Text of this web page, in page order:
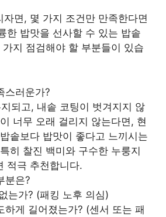
자면, 몇 가지 조건만 만족한다면
한 밥맛을 선사할 수 있는 밥솥
지 점검해야 할 부분들이 있습
스러운가?
되고, 내솥 코팅이 벗겨지지 않
너무 오래 걸리지 않는다면, 현
솥보다 밥맛이 좋다고 느끼시는
히 찰진 백미와 구수한 누룽지
적극 추천합니다.
분은?
는가? (패킹 노후 의심)
하게 길어졌는가? (센서 또는 패